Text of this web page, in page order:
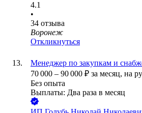
4.1
•
34 отзыва
Воронеж
Откликнуться
Менеджер по закупкам и
70 000 – 90 000 ₽ за месяц, на
Без опыта
Выплаты: Два раза в месяц